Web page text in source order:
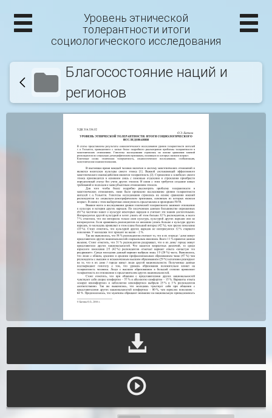
Уровень этнической
толерантности итоги
социологического исследования
Благосостояние наций и
регионов